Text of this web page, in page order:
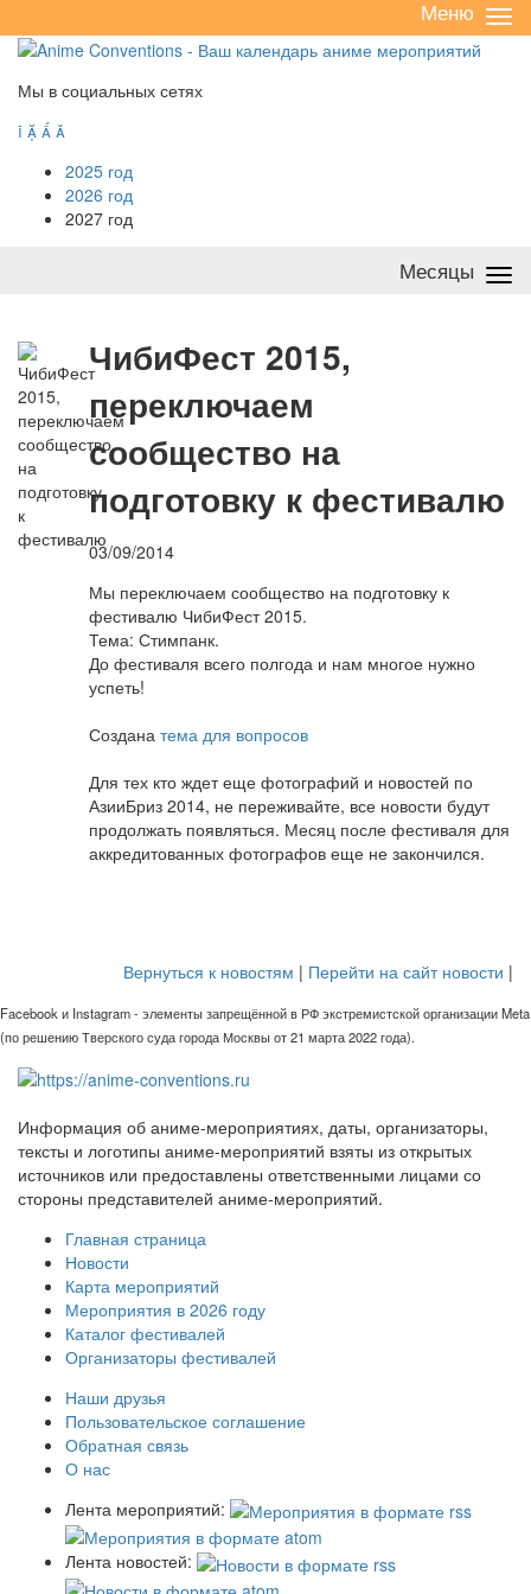
/
Меню
Мы в социальных сетях
   
2025 год
2026 год
2027 год
Месяцы
ЧибиФест 2015,
переключаем
сообщество на
подготовку к фестивалю
03/09/2014
Мы переключаем сообщество на подготовку к
фестивалю ЧибиФест 2015.
Тема: Стимпанк.
До фестиваля всего полгода и нам многое нужно
успеть!
Создана тема для вопросов
Для тех кто ждет еще фотографий и новостей по
АзииБриз 2014, не переживайте, все новости будут
продолжать появляться. Месяц после фестиваля для
аккредитованных фотографов еще не закончился.
Вернуться к новостям | Перейти на сайт новости |
Facebook и Instagram - элементы запрещённой в РФ экстремистской организации Meta
(по решению Тверского суда города Москвы от 21 марта 2022 года).
Информация об аниме-мероприятиях, даты, организаторы,
тексты и логотипы аниме-мероприятий взяты из открытых
источников или предоставлены ответственными лицами со
стороны представителей аниме-мероприятий.
Главная страница
Новости
Карта мероприятий
Мероприятия в 2026 году
Каталог фестивалей
Организаторы фестивалей
Наши друзья
Пользовательское соглашение
Обратная связь
О нас
Лента мероприятий:
Лента новостей: